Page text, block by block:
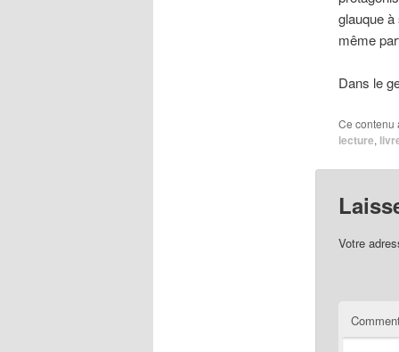
glauque à
même
Dans le
Ce contenu
lecture,
Votre